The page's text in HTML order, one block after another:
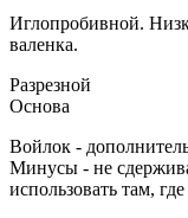
Иглопробивной.
валенка.
Разрезной
Основа
Войлок -
Минусы - не
использовать там,